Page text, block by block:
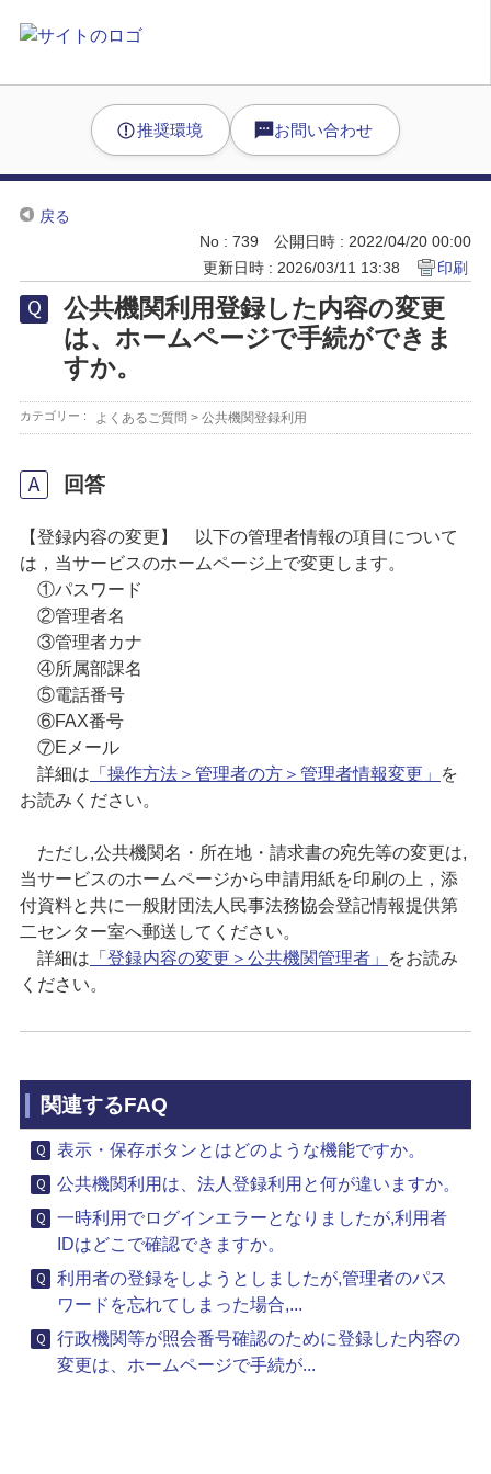
推奨環境 お問い合わせ
戻る
No : 739
公開日時 : 2022/04/20 00:00
更新日時 : 2026/03/11 13:38
印刷
公共機関利用登録した内容の変更
は、ホームページで手続ができま
すか。
カテゴリー : よくあるご質問 > 公共機関登録利用
回答
【登録内容の変更】 以下の管理者情報の項目について
は，当サービスのホームページ上で変更します。
①パスワード
②管理者名
③管理者カナ
④所属部課名
⑤電話番号
⑥FAX番号
⑦Eメール
詳細は 「操作方法＞管理者の方＞管理者情報変更」
を
お読みください。
ただし,公共機関名・所在地・請求書の宛先等の変更は,
当サービスのホームページから申請用紙を印刷の上，添
付資料と共に一般財団法人民事法務協会登記情報提供第
二センター室へ郵送してください。
詳細は 「登録内容の変更＞公共機関管理者」
をお読み
ください。
関連するFAQ
表示・保存ボタンとはどのような機能ですか。
公共機関利用は、法人登録利用と何が違いますか。
一時利用でログインエラーとなりましたが,利用者
IDはどこで確認できますか。
利用者の登録をしようとしましたが,管理者のパス
ワードを忘れてしまった場合,...
行政機関等が照会番号確認のために登録した内容の
変更は、ホームページで手続が...